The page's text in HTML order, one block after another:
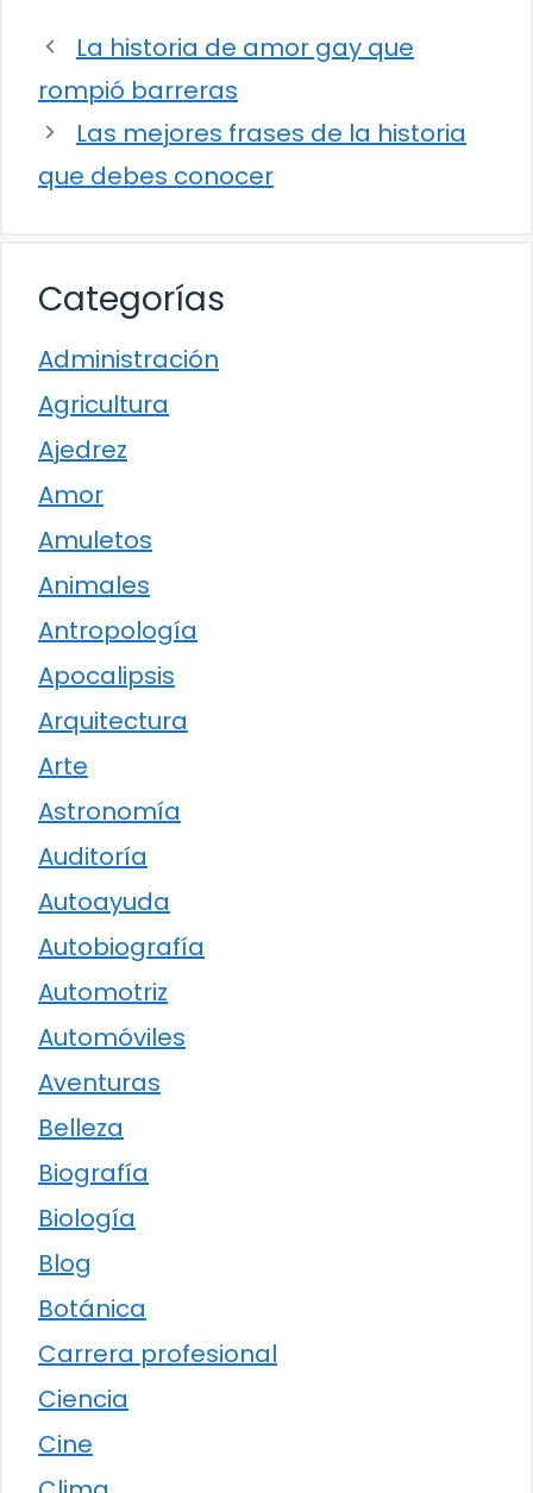
La historia de amor gay que
rompió barreras
Las mejores frases de la historia
que debes conocer
Categorías
Administración
Agricultura
Ajedrez
Amor
Amuletos
Animales
Antropología
Apocalipsis
Arquitectura
Arte
Astronomía
Auditoría
Autoayuda
Autobiografía
Automotriz
Automóviles
Aventuras
Belleza
Biografía
Biología
Blog
Botánica
Carrera profesional
Ciencia
Cine